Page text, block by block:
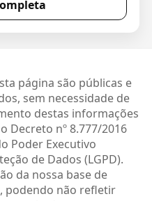
página são públicas e
sem necessidade de
destas informações
Decreto nº 8.777/2016
Poder Executivo
de Dados (LGPD).
da nossa base de
podendo não refletir